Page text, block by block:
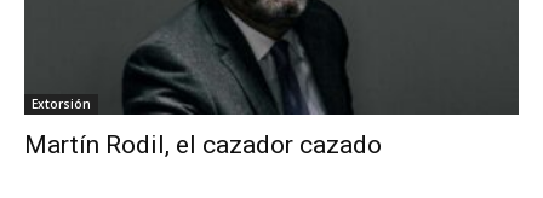
Extorsión
Martín Rodil, el cazador cazado